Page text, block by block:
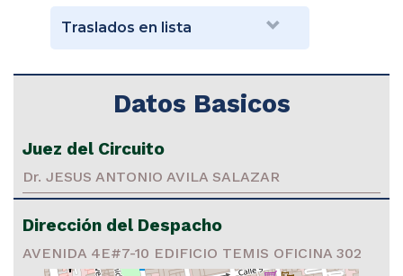
Traslados en lista
Datos Basicos
Juez del Circuito
Dr. JESUS ANTONIO AVILA SALAZAR
Dirección del Despacho
AVENIDA 4E#7-10 EDIFICIO TEMIS OFICINA 302